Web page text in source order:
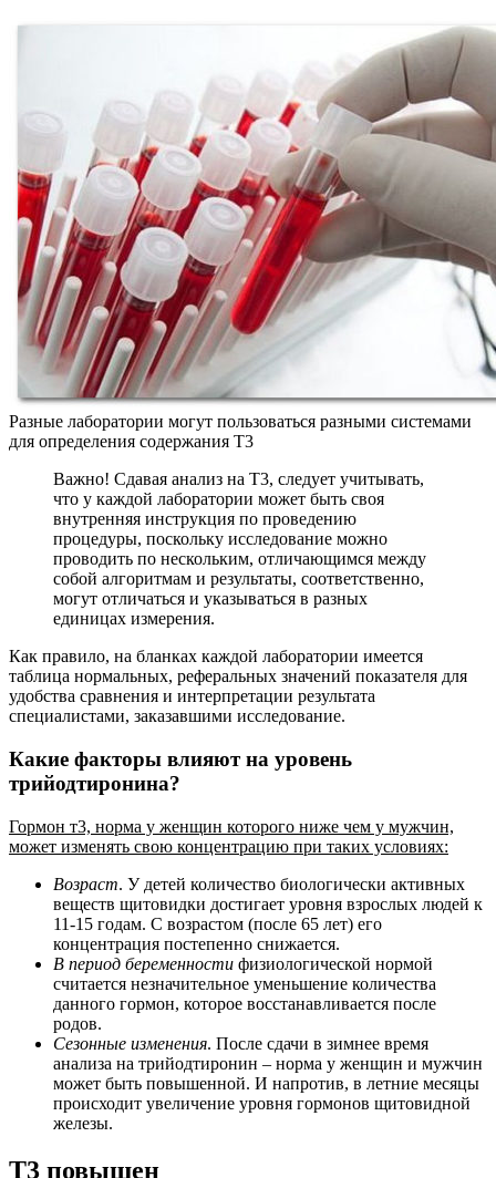
Разные лаборатории могут пользоваться разными системами
для определения содержания Т3
Важно! Сдавая анализ на Т3, следует учитывать,
что у каждой лаборатории может быть своя
внутренняя инструкция по проведению
процедуры, поскольку исследование можно
проводить по нескольким, отличающимся между
собой алгоритмам и результаты, соответственно,
могут отличаться и указываться в разных
единицах измерения.
Как правило, на бланках каждой лаборатории имеется
таблица нормальных, реферальных значений показателя для
удобства сравнения и интерпретации результата
специалистами, заказавшими исследование.
Какие факторы влияют на уровень
трийодтиронина?
Гормон т3, норма у женщин которого ниже чем у мужчин,
может изменять свою концентрацию при таких условиях:
Возраст. У детей количество биологически активных
веществ щитовидки достигает уровня взрослых людей к
11-15 годам. С возрастом (после 65 лет) его
концентрация постепенно снижается.
В период беременности физиологической нормой
считается незначительное уменьшение количества
данного гормон, которое восстанавливается после
родов.
Сезонные изменения. После сдачи в зимнее время
анализа на трийодтиронин – норма у женщин и мужчин
может быть повышенной. И напротив, в летние месяцы
происходит увеличение уровня гормонов щитовидной
железы.
Т3 повышен